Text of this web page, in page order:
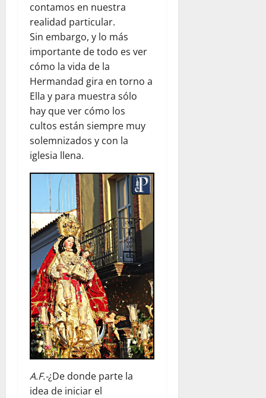
contamos en nuestra
realidad particular.
Sin embargo, y lo más
importante de todo es ver
cómo la vida de la
Hermandad gira en torno a
Ella y para muestra sólo
hay que ver cómo los
cultos están siempre muy
solemnizados y con la
iglesia llena.
A.F.-¿De donde parte la
idea de iniciar el